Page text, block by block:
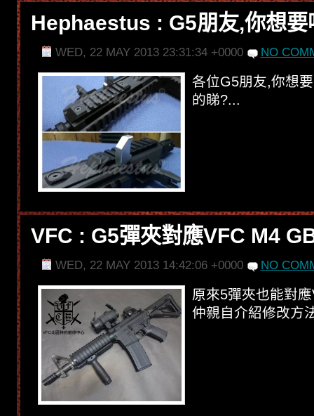
Hephaestus : G5朋友,你想要
WED, 22 MAY 2013 23:31:34 +0000 NO
各位G5朋友,你想
的睇?...
VFC : G5彈夾對應VFC M4
WED, 22 MAY 2013 14:42:06 +0000 NO
原來5彈夾也能對
仲親自介紹修改方